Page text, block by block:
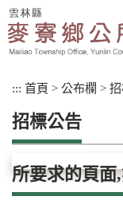
跳
到
主
::: 首頁 > 公布欄 >
招標公告
所要求的頁面